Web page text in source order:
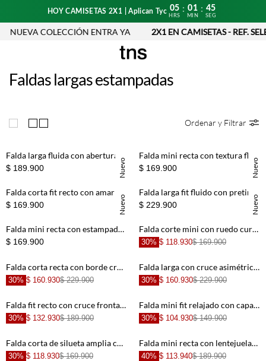
HOY CAMISETAS 2X1 | Aplican Tyc 05
HRS
: 01
MIN
: 45
SEG
NUEVA COLECCIÓN ENTRA YA 2X1 EN CAMISETAS - REF.
Faldas largas estampadas
Ordenar y Filtrar
Nuevo
+
Falda larga fluida con abertura lateral en punto de modal café para mujer
$ 189.900 Nuevo
+
Falda mini recta con textura floral en algodón marfil para mujer
$ 169.900
Nuevo
+
Falda corta fit recto con amarre lateral pareo en terracota para mujer
$ 169.900 Nuevo
+
Falda larga fit fluido con pretina en V en lino color arena para mujer
$ 229.900
Falda mini recta con estampado desgastado en denim de algodón azul para mujer
$ 169.900
Falda corte mini con ruedo curvo estilo tenis en lino blanco para mujer
30% $ 118.930$ 169.900
Falda corta recta con borde crochet y flecos de algodón marfil para mujer
30% $ 160.930$ 229.900
Falda larga con cruce asimétrico y botones en lino chocolate para mujer
30% $ 160.930$ 229.900
Falda fit recto con cruce frontal en algodón marrón para mujer
30% $ 132.930$ 189.900
Falda mini fit relajado con capa superpuesta en gris claro para mujer
30% $ 104.930$ 149.900
Falda corta de silueta amplia con cintura resortada en algodón blanco para mujer
30% $ 118.930$ 169.900
Falda mini recta con lentejuelas en beige para mujer
40% $ 113.940$ 189.900